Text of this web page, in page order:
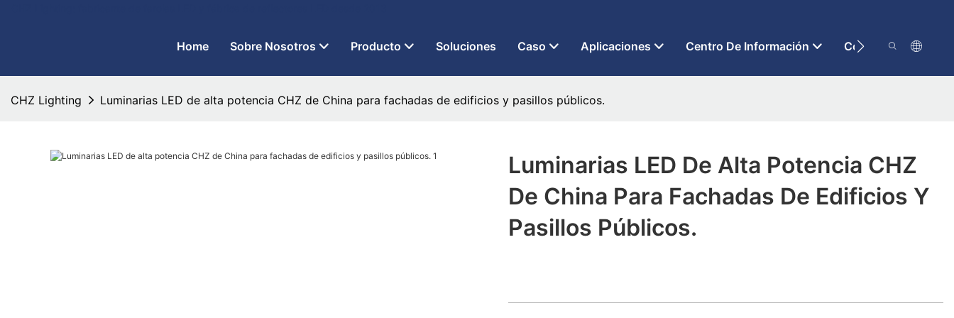
Home Sobre Nosotros Producto Soluciones Caso Aplicaciones Centro De Información Contáctenos
CHZ Lighting Luminarias LED de alta potencia CHZ de China para fachadas de edificios y pasillos públicos.
Luminarias LED De Alta Potencia CHZ
De China Para Fachadas De Edificios Y
Pasillos Públicos.